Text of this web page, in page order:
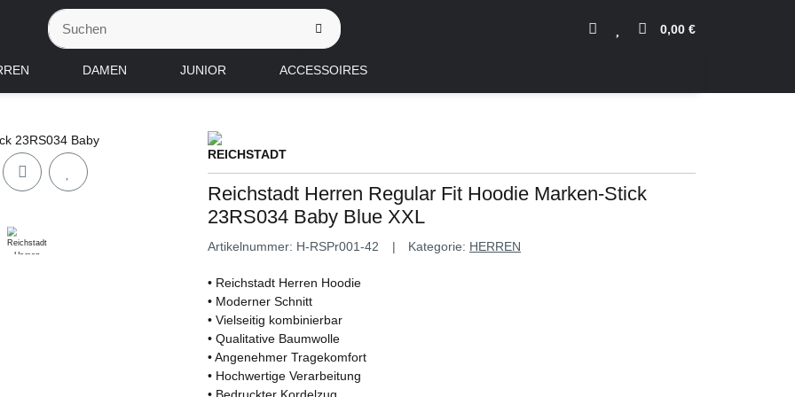
0,00 €
DAMEN JUNIOR ACCESSOIRES
Reichstadt Herren Regular Fit Hoodie Marken-Stick
23RS034 Baby Blue XXL
Artikelnummer: H-RSPr001-42 Kategorie: HERREN
• Reichstadt Herren Hoodie
• Moderner Schnitt
• Vielseitig kombinierbar
• Qualitative Baumwolle
• Angenehmer Tragekomfort
• Hochwertige Verarbeitung
• Bedruckter Kordelzug